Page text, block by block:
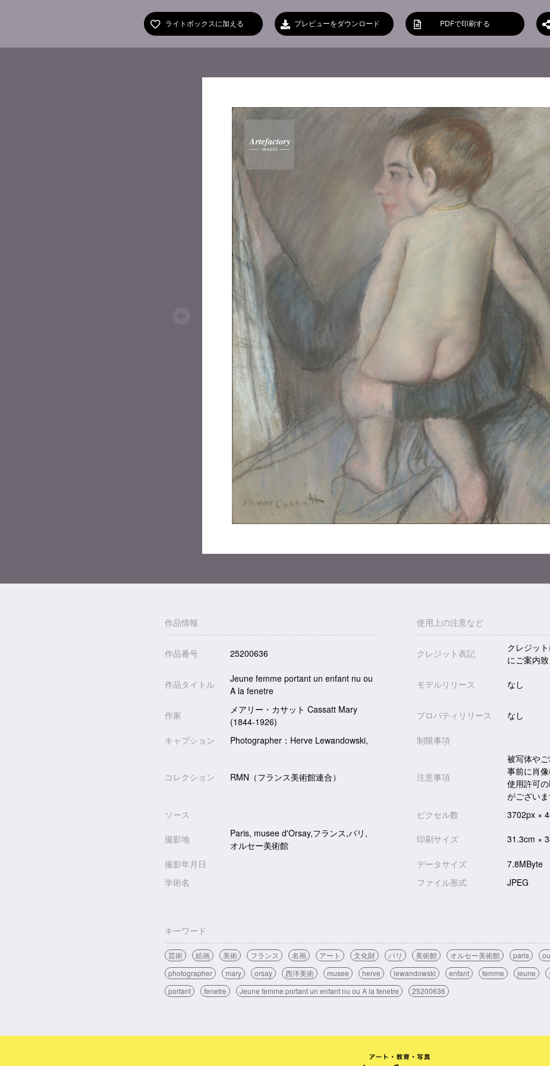
ライトボックスに加える プレビューをダウンロード PDFで印刷する
作品情報 使用上の注意など
作品番号 25200636 クレジット表記
クレジッ
にご案内致
作品タイトル
Jeune femme portant un enfant nu ou
A la fenetre
モデルリリース なし
作家
メアリー・カサット Cassatt Mary
(1844-1926)
プロパティリリース なし
キャプション Photographer：Herve Lewandowski, 制限事項
コレクション RMN（フランス美術館連合） 注意事項
被写体やご
事前に肖
使用許可
がございま
ソース
ピクセル数 3702px ×
撮影地
Paris, musee d'Orsay,フランス,パリ,
オルセー美術館
印刷サイズ 31.3cm ×
撮影年月日 データサイズ
7.8MByte
学術名
ファイル形式 JPEG
キーワード
芸術 絵画 美術 フランス 名画 アート 文化財 パリ 美術館 オルセー美術館 paris ou
photographer
mary orsay 西洋美術 musee herve lewandowski enfant femme jeune
portant
fenetre Jeune femme portant un enfant nu ou A la fenetre 25200636